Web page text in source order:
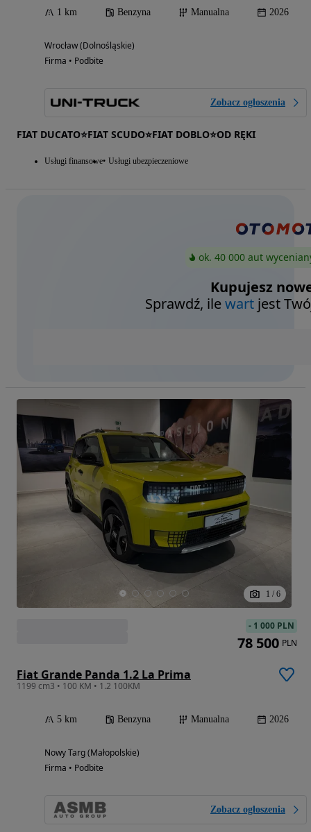
1 km Benzyna Manualna 2026
Wrocław (Dolnośląskie)
Firma • Podbite
Zobacz ogłoszenia
FIAT DUCATO⭐FIAT SCUDO⭐FIAT DOBLO⭐OD RĘKI
Usługi finansowe Usługi ubezpieczeniowe
ok. 40 000 aut
Kupujesz
Sprawdź, ilewart jest
1 / 6
Fiat Grande Panda 1.2 La Prima
1199 cm3 • 100 KM • 1.2 100KM
5 km Benzyna Manualna 2026
Nowy Targ (Małopolskie)
Firma • Podbite
Zobacz ogłoszenia
- 1 000 PLN
78 500 PLN